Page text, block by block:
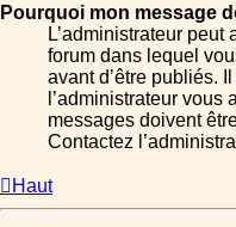
Pourquoi mon message
L’administrateur
forum dans lequel
avant d’être publiés.
l’administrateur
messages doivent
Contactez
Haut